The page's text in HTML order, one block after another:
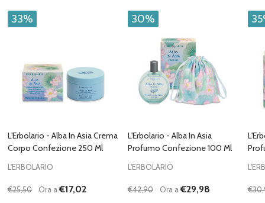
33%
L'Erbolario - Alba In Asia Crema
Corpo Confezione 250 Ml
L'ERBOLARIO
€25,50 Ora a€17,02
30%
L'Erbolario - Alba In Asia
Profumo Confezione 100 Ml
L'ERBOLARIO
€42,90 Ora a€29,98